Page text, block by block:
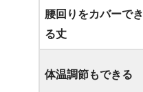
腰回りをカバーでき
る丈
体温調節もできる